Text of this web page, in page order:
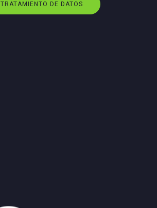
TRATAMIENTO DE DATOS